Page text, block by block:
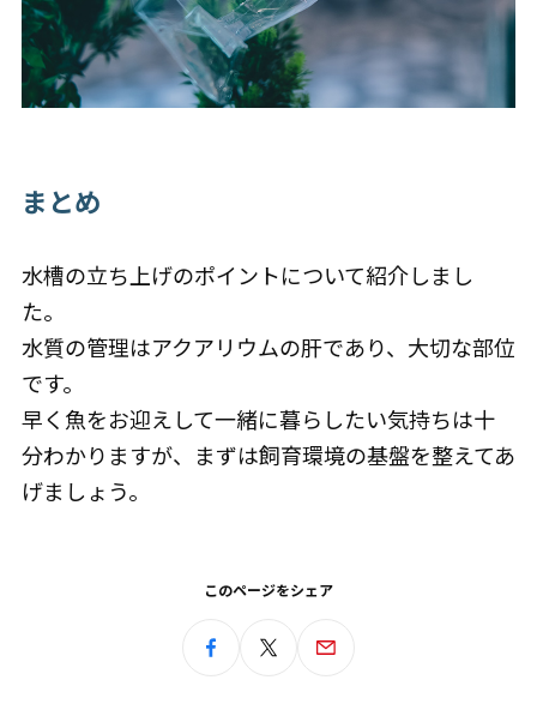
まとめ
水槽の立ち上げのポイントについて紹介しまし
た。
水質の管理はアクアリウムの肝であり、大切な部位
です。
早く魚をお迎えして一緒に暮らしたい気持ちは十
分わかりますが、まずは飼育環境の基盤を整えてあ
げましょう。
このページをシェア